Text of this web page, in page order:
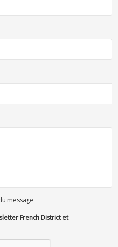
message
French District et